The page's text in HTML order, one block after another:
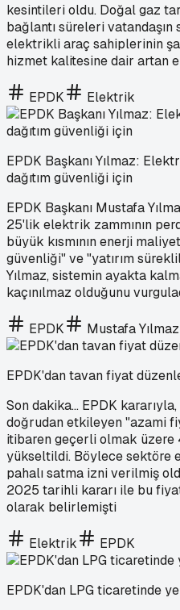
kesintileri oldu. Doğal gaz
bağlantı süreleri
elektrikli araç sahiplerinin
hizmet kalitesine dair artan
EPDK Elektrik
EPDK Başkanı Yılmaz:
dağıtım güvenliği için
EPDK Başkanı Mustafa
25'lik elektrik zammının
büyük kısmının enerji
güvenliği" ve "yatırım
Yılmaz, sistemin ayakta
kaçınılmaz olduğunu
EPDK Mustafa Yılmaz
EPDK'dan tavan fiyat
Son dakika... EPDK
doğrudan etkileyen "azami
itibaren geçerli olmak
yükseltildi. Böylece sektöre
pahalı satma izni verilmiş
2025 tarihli kararı ile bu
olarak belirlemişti
Elektrik EPDK
EPDK'dan LPG ticaretinde